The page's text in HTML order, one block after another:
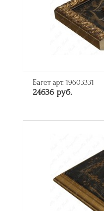
Багет арт. 19603331
24636 руб.